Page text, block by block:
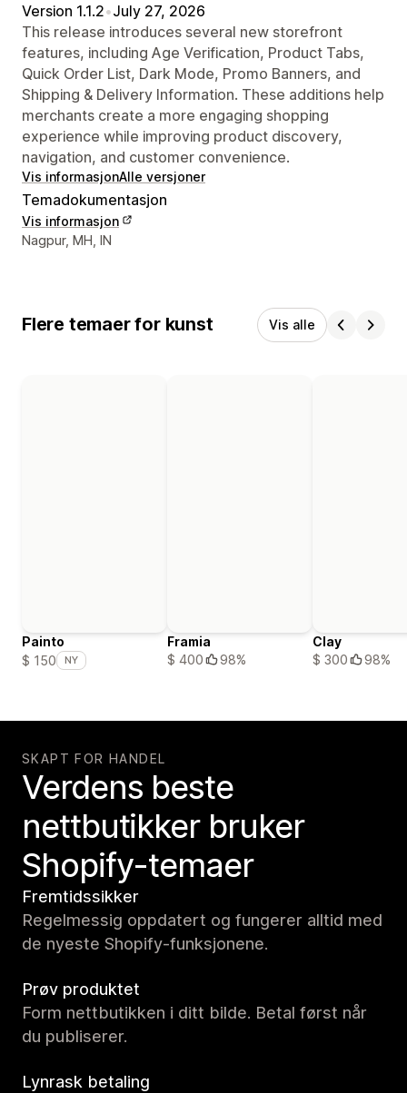
Version 1.1.2•July 27, 2026
This release introduces several new storefront
features, including Age Verification, Product Tabs,
Quick Order List, Dark Mode, Promo Banners, and
Shipping & Delivery Information. These additions help
merchants create a more engaging shopping
experience while improving product discovery,
navigation, and customer convenience.
Vis informasjonAlle versjoner
Temadokumentasjon
Vis informasjon
Designerens kontaktinfo
Nagpur, MH, IN
Flere temaer for kunst Vis alle
Painto
$ 150
NY
Framia
$ 400
98%
Clay
$ 300
98%
SKAPT FOR HANDEL
Verdens beste
nettbutikker bruker
Shopify-temaer
Fremtidssikker
Regelmessig oppdatert og fungerer alltid med
de nyeste Shopify-funksjonene.
Prøv produktet
Form nettbutikken i ditt bilde. Betal først når
du publiserer.
Lynrask betaling